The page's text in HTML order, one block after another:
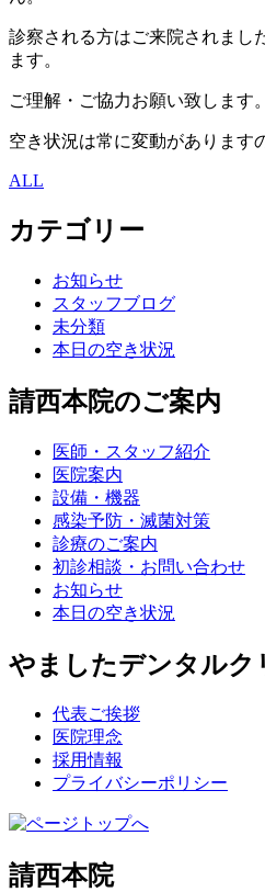
診察される方はご来院されまし
ます。
ご理解・ご協力お願い致します。
空き状況は常に変動があります
ALL
カテゴリー
お知らせ
スタッフブログ
未分類
本日の空き状況
請西本院のご案内
医師・スタッフ紹介
医院案内
設備・機器
感染予防・滅菌対策
診療のご案内
初診相談・お問い合わせ
お知らせ
本日の空き状況
やましたデンタルク
代表ご挨拶
医院理念
採用情報
プライバシーポリシー
請西本院